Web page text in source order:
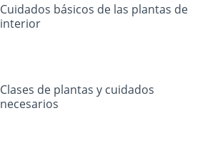
Cuidados básicos de las plantas de
interior
Clases de plantas y cuidados
necesarios